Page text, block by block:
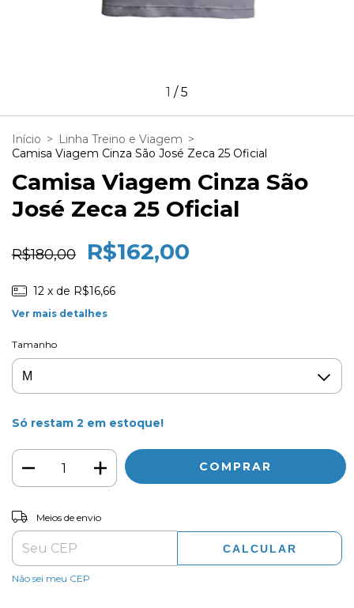
1 /5
Início > Linha Treino e Viagem >
Camisa Viagem Cinza São José Zeca 25 Oficial
Camisa Viagem Cinza São
José Zeca 25 Oficial
R$180,00 R$162,00
12 x de R$16,66
Ver mais detalhes
Tamanho
Só restam 2 em estoque!
Entregas para o CEP:
Meios de envio
CALCULAR
Não sei meu CEP